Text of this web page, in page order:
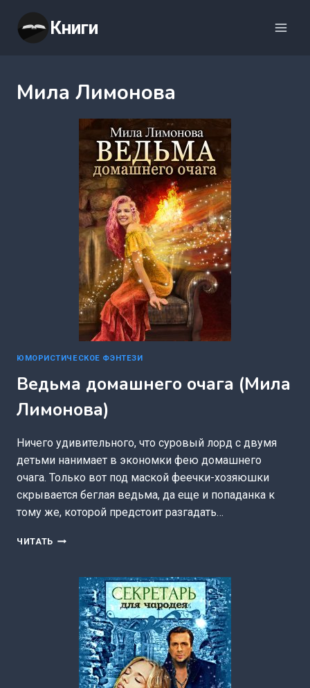
содержимому
Книги
Мила Лимонова
ЮМОРИСТИЧЕСКОЕ ФЭНТЕЗИ
Ведьма домашнего очага (Мила
Лимонова)
Ничего удивительного, что суровый лорд с двумя
детьми нанимает в экономки фею домашнего
очага. Только вот под маской феечки-хозяюшки
скрывается беглая ведьма, да еще и попаданка к
тому же, которой предстоит разгадать…
ЧИТАТЬ ВЕДЬМА
(МИЛА
ЛИМОНОВА)